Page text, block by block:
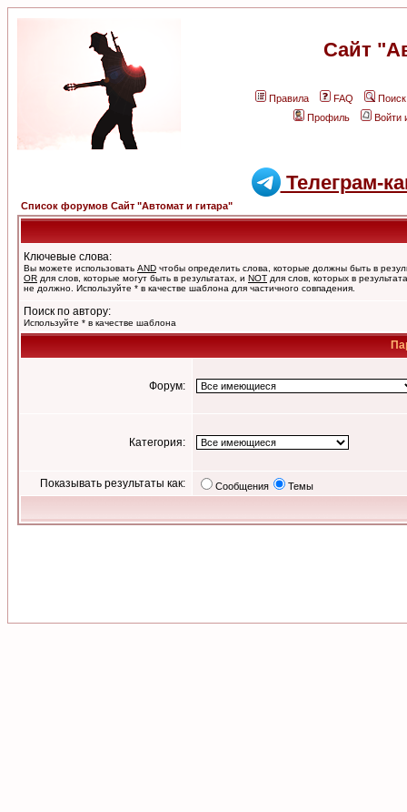
Сайт
Правила FAQ
Поиск
Профиль
Войти
Телеграм-
Список форумов Сайт "Автомат и гитара"
Ключевые слова:
Вы можете использовать AND чтобы определить слова, которые должны быть в
OR для слов, которые могут быть в результатах, и NOT для слов, которых в
не должно. Используйте * в качестве шаблона для частичного совпадения.
Поиск по автору:
Используйте * в качестве шаблона
Форум:
Категория:
Показывать результаты как: Сообщения Темы